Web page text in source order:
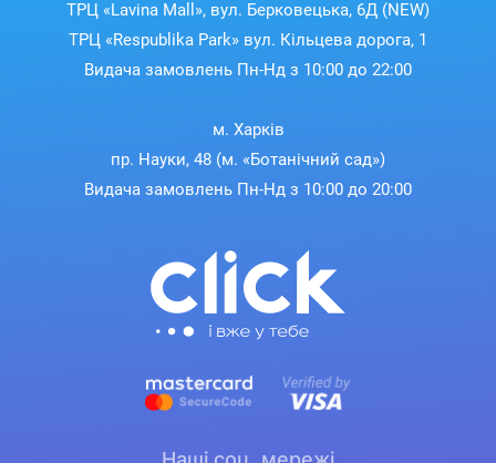
ТРЦ «Lavina Mall», вул. Берковецька, 6Д (NEW)
ТРЦ «Respublika Park» вул. Кільцева дорога, 1
Видача замовлень Пн-Нд з 10:00 до 22:00
м. Харків
пр. Науки, 48 (м. «Ботанічний сад»)
Видача замовлень Пн-Нд з 10:00 до 20:00